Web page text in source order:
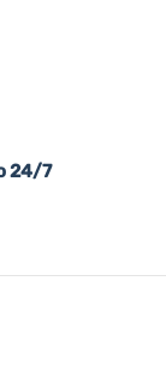
24/7